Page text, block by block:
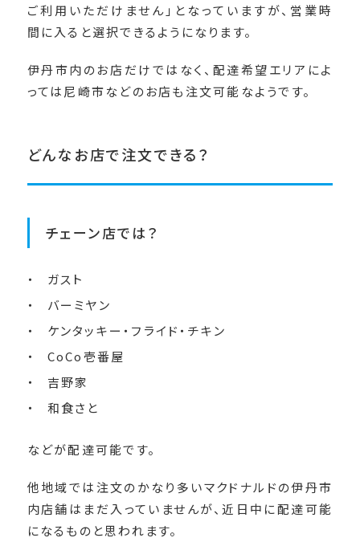
ご利用いただけません」となっていますが、営業時
間に入ると選択できるようになります。
伊丹市内のお店だけではなく、配達希望エリアによ
っては尼崎市などのお店も注文可能なようです。
どんなお店で注文できる？
チェーン店では？
ガスト
バーミヤン
ケンタッキー・フライド・チキン
CoCo壱番屋
吉野家
和食さと
などが配達可能です。
他地域では注文のかなり多いマクドナルドの伊丹市
内店舗はまだ入っていませんが、近日中に配達可能
になるものと思われます。